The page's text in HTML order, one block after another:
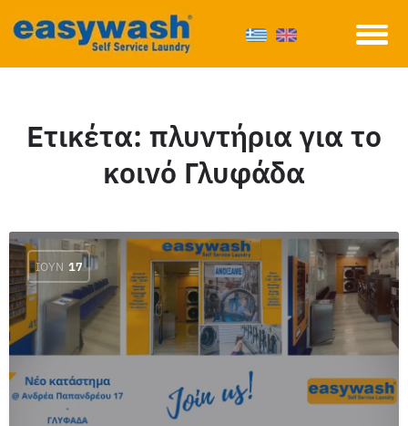
Ετικέτα: πλυντήρια για το
κοινό Γλυφάδα
ΙΟΎΝ 17